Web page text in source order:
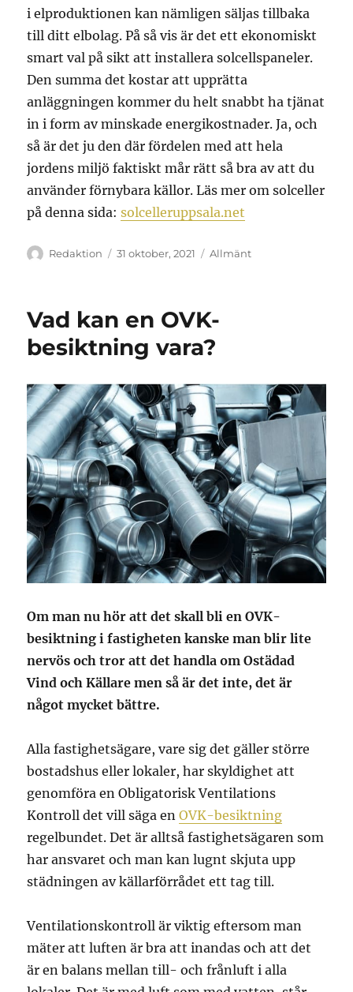
i elproduktionen kan nämligen säljas tillbaka
till ditt elbolag. På så vis är det ett ekonomiskt
smart val på sikt att installera solcellspaneler.
Den summa det kostar att upprätta
anläggningen kommer du helt snabbt ha tjänat
in i form av minskade energikostnader. Ja, och
så är det ju den där fördelen med att hela
jordens miljö faktiskt mår rätt så bra av att du
använder förnybara källor. Läs mer om solceller
på denna sida:solcelleruppsala.net
Författare
Redaktion
Publicerat
31 oktober, 2021 Kategorier
Allmänt
Vad kan en OVK-
besiktning vara?
Om man nu hör att det skall bli en OVK-
besiktning i fastigheten kanske man blir lite
nervös och tror att det handla om Ostädad
Vind och Källare men så är det inte, det är
något mycket bättre.
Alla fastighetsägare, vare sig det gäller större
bostadshus eller lokaler, har skyldighet att
genomföra en Obligatorisk Ventilations
Kontroll det vill säga enOVK-besiktning
regelbundet. Det är alltså fastighetsägaren som
har ansvaret och man kan lugnt skjuta upp
städningen av källarförrådet ett tag till.
Ventilationskontroll är viktig eftersom man
mäter att luften är bra att inandas och att det
är en balans mellan till- och frånluft i alla